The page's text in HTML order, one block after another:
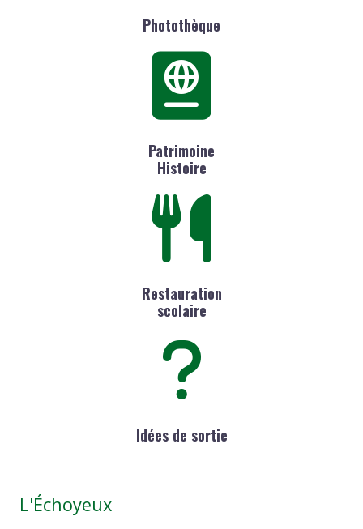
Photothèque
Patrimoine
Histoire
Restauration
scolaire
Idées de sortie
L'Échoyeux